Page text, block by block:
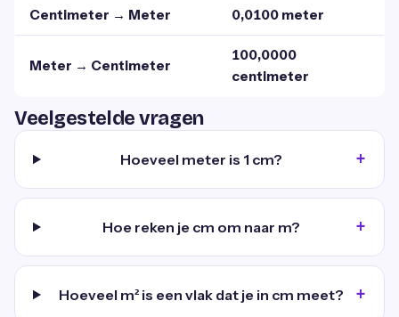
Centimeter → Meter 0,0100 meter
Meter → Centimeter
100,0000
centimeter
Veelgestelde vragen
Hoeveel meter is 1 cm?
Hoe reken je cm om naar m?
Hoeveel m² is een vlak dat je in cm meet?